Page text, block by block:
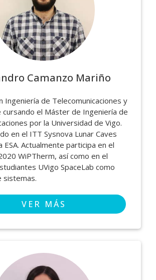
Camanzo Mariño
Ingeniería de Telecomunicaciones y
cursando el Máster de Ingeniería de
por la Universidad de Vigo.
en el ITT Sysnova Lunar Caves
ESA. Actualmente participa en el
WiPTherm, así como en el
UVigo SpaceLab como
sistemas.
VER MÁS